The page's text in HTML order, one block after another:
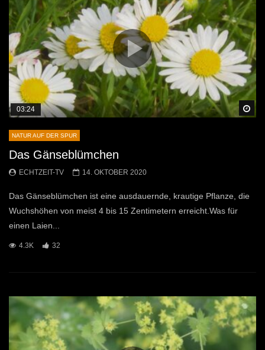
03:24
NATUR AUF DER SPUR
Das Gänseblümchen
ECHTZEIT-TV 14. OKTOBER 2020
Das Gänseblümchen ist eine ausdauernde, krautige Pflanze, die
Wuchshöhen von meist 4 bis 15 Zentimetern erreicht.Was für
einen Laien...
4.3K 32